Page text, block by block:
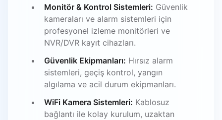
Monitör & Kontrol Sistemleri: Güvenlik
kameraları ve alarm sistemleri için
profesyonel izleme monitörleri ve
NVR/DVR kayıt cihazları.
Güvenlik Ekipmanları: Hırsız alarm
sistemleri, geçiş kontrol, yangın
algılama ve acil durum ekipmanları.
WiFi Kamera Sistemleri: Kablosuz
bağlantı ile kolay kurulum, uzaktan